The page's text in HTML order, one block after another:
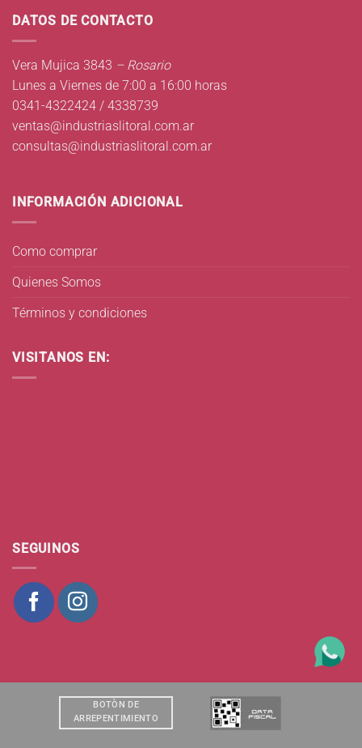
DATOS DE CONTACTO
Vera Mujica 3843 – Rosario
Lunes a Viernes de 7:00 a 16:00 horas
0341-4322424 / 4338739
ventas@industriaslitoral.com.ar
consultas@industriaslitoral.com.ar
INFORMACIÓN ADICIONAL
Como comprar
Quienes Somos
Términos y condiciones
VISITANOS EN:
SEGUINOS
BOTÒN DE
ARREPENTIMIENTO